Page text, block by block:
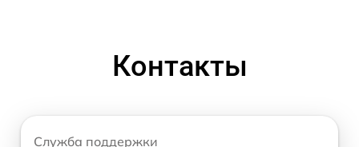
Контакты
Служба поддержки